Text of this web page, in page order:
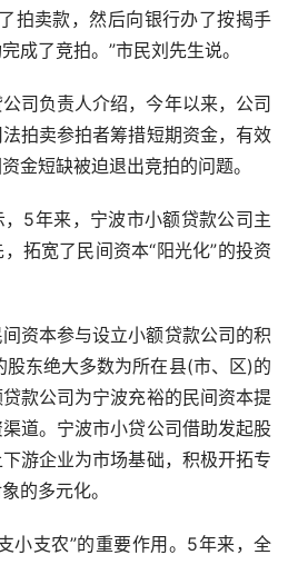
拍卖款，然后向银行办了按揭手
成了竞拍。”市民刘先生说。
司负责人介绍，今年以来，公司
拍卖参拍者筹措短期资金，有效
金短缺被迫退出竞拍的问题。
5年来，宁波市小额贷款公司主
拓宽了民间资本“阳光化”的投资
资本参与设立小额贷款公司的积
东绝大多数为所在县(市、区)的
款公司为宁波充裕的民间资本提
道。宁波市小贷公司借助发起股
游企业为市场基础，积极开拓专
的多元化。
小支农”的重要作用。5年来，全